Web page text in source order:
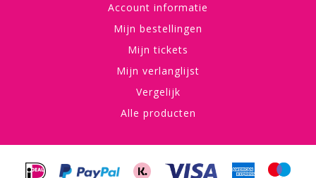
Account informatie
Mijn bestellingen
Mijn tickets
Mijn verlanglijst
Vergelijk
Alle producten